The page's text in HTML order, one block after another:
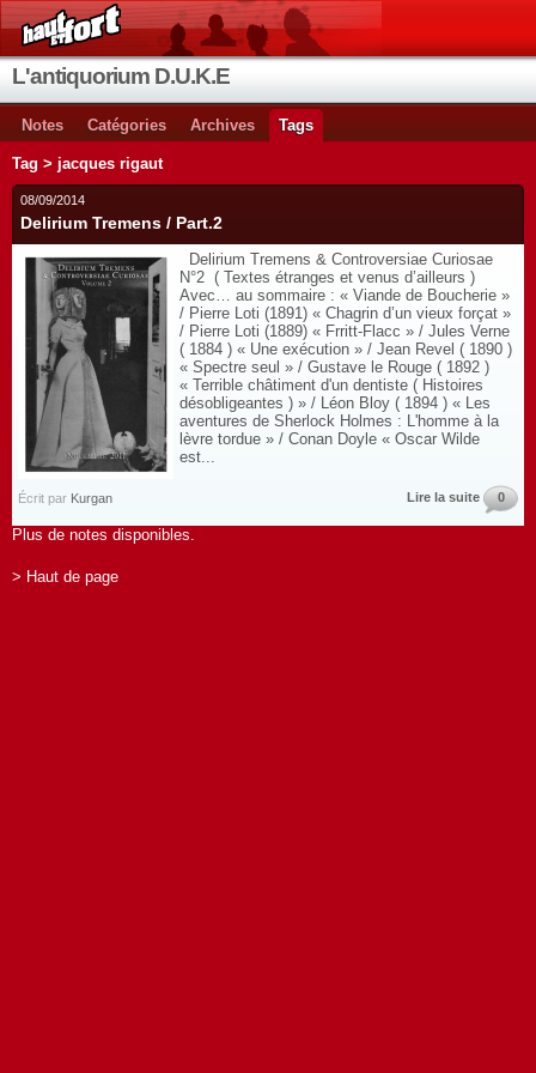
L'antiquorium D.U.K.E
Notes Catégories Archives Tags
Tag > jacques rigaut
08/09/2014
Delirium Tremens / Part.2
Delirium Tremens & Controversiae Curiosae
N°2 ( Textes étranges et venus d’ailleurs )
Avec… au sommaire : « Viande de Boucherie »
/ Pierre Loti (1891) « Chagrin d’un vieux forçat »
/ Pierre Loti (1889) « Frritt-Flacc » / Jules Verne
( 1884 ) « Une exécution » / Jean Revel ( 1890 )
« Spectre seul » / Gustave le Rouge ( 1892 )
« Terrible châtiment d'un dentiste ( Histoires
désobligeantes ) » / Léon Bloy ( 1894 ) « Les
aventures de Sherlock Holmes : L'homme à la
lèvre tordue » / Conan Doyle « Oscar Wilde
est...
Écrit par Kurgan Lire la suite 0
Plus de notes disponibles.
> Haut de page